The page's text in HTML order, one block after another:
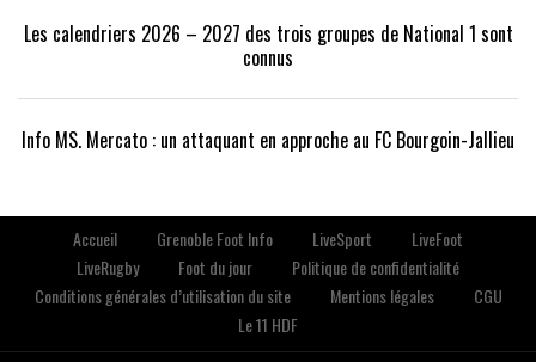
Les calendriers 2026 – 2027 des trois groupes de National 1 sont
connus
Info MS. Mercato : un attaquant en approche au FC Bourgoin-Jallieu
Accueil Grenoble Foot Info LiveSport
LiveFoot
LiveRugby
Foot du jour
Politique de confidentialité
Conditions générales d’utilisation du site
Mentions légales
CGU
Le 11 HDF